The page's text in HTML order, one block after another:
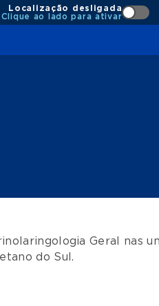
Localização desligada
Clique ao lado para ativar
Geral
nas
do Sul.